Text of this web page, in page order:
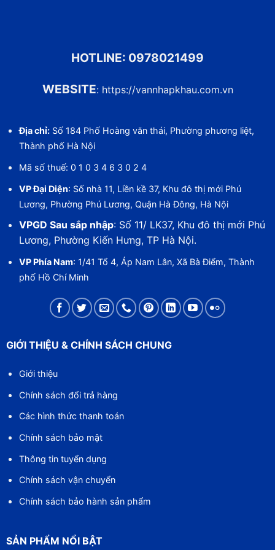
HOTLINE: 0978021499
WEBSITE: https://vannhapkhau.com.vn
Địa chỉ:Số 184 Phố Hoàng văn thái, Phường phương liệt,
Thành phố Hà Nội
Mã số thuế: 0 1 0 3 4 6 3 0 2 4
VP Đại Diện: Số nhà 11, Liền kề 37, Khu đô thị mới Phú
Lương, Phường Phú Lương, Quận Hà Đông, Hà Nội
VPGD Sau sắp nhập: Số 11/ LK37, Khu đô thị mới Phú
Lương, Phường Kiến Hưng, TP Hà Nội.
VP Phía Nam: 1/41 Tổ 4, Áp Nam Lân, Xã Bà Điểm, Thành
phố Hồ Chí Minh
GIỚI THIỆU & CHÍNH SÁCH CHUNG
Giới thiệu
Chính sách đổi trả hàng
Các hình thức thanh toán
Chính sách bảo mật
Thông tin tuyển dụng
Chính sách vận chuyển
Chính sách bảo hành sản phẩm
SẢN PHẨM NỔI BẬT